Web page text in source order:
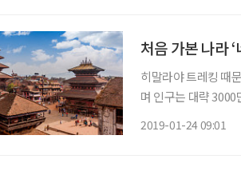
처음 가본 나라
히말라야 트레킹 때
며 인구는 대략
2019-01-24 09:01